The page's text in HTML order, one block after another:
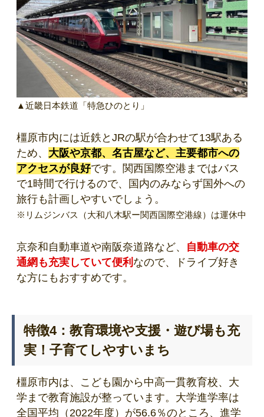
▲近畿日本鉄道「特急ひのとり」
橿原市内には近鉄とJRの駅が合わせて13駅ある
ため、 大阪や京都、名古屋など、主要都市への
アクセスが良好です。関西国際空港まではバス
で1時間で行けるので、国内のみならず国外への
旅行も計画しやすいでしょう。
※リムジンバス（大和八木駅ー関西国際空港線）は運休中
京奈和自動車道や南阪奈道路など、 自動車の交
通網も充実していて便利 なので、ドライブ好き
な方にもおすすめです。
特徴4：教育環境や支援・遊び場も充
実！子育てしやすいまち
橿原市内は、こども園から中高一貫教育校、大
学まで教育施設が整っています。大学進学率は
全国平均（2022年度）が56.6％のところ、進学